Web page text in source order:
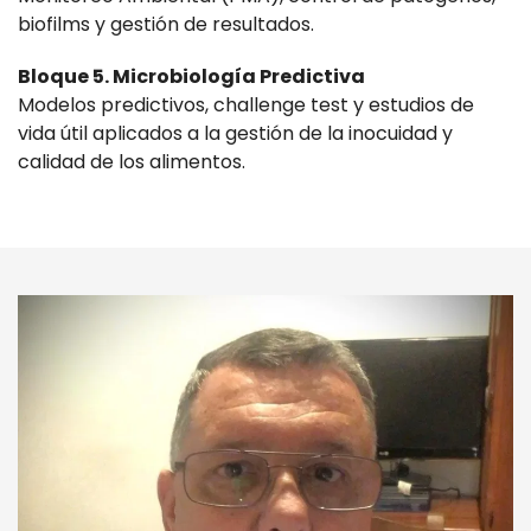
biofilms y gestión de resultados.
Bloque 5. Microbiología Predictiva
Modelos predictivos, challenge test y estudios de
vida útil aplicados a la gestión de la inocuidad y
calidad de los alimentos.